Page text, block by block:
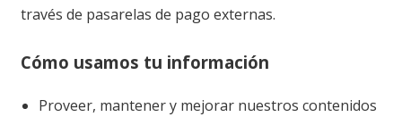
través de pasarelas de pago externas.
Cómo usamos tu información
Proveer, mantener y mejorar nuestros contenidos